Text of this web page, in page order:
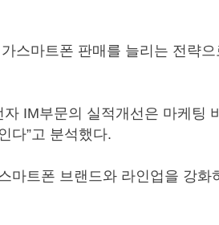
스마트폰 판매를 늘리는 전략
IM부문의 실적개선은 마케팅
다”고 분석했다.
마트폰 브랜드와 라인업을 강화